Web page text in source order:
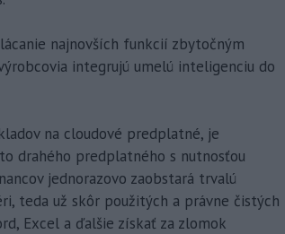
najnovších funkcií zbytočným
integrujú umelú inteligenciu do
na cloudové predplatné, je
drahého predplatného s nutnosťou
jednorazovo zaobstará trvalú
teda už skôr použitých a právne čistých
Excel a ďalšie získať za zlomok